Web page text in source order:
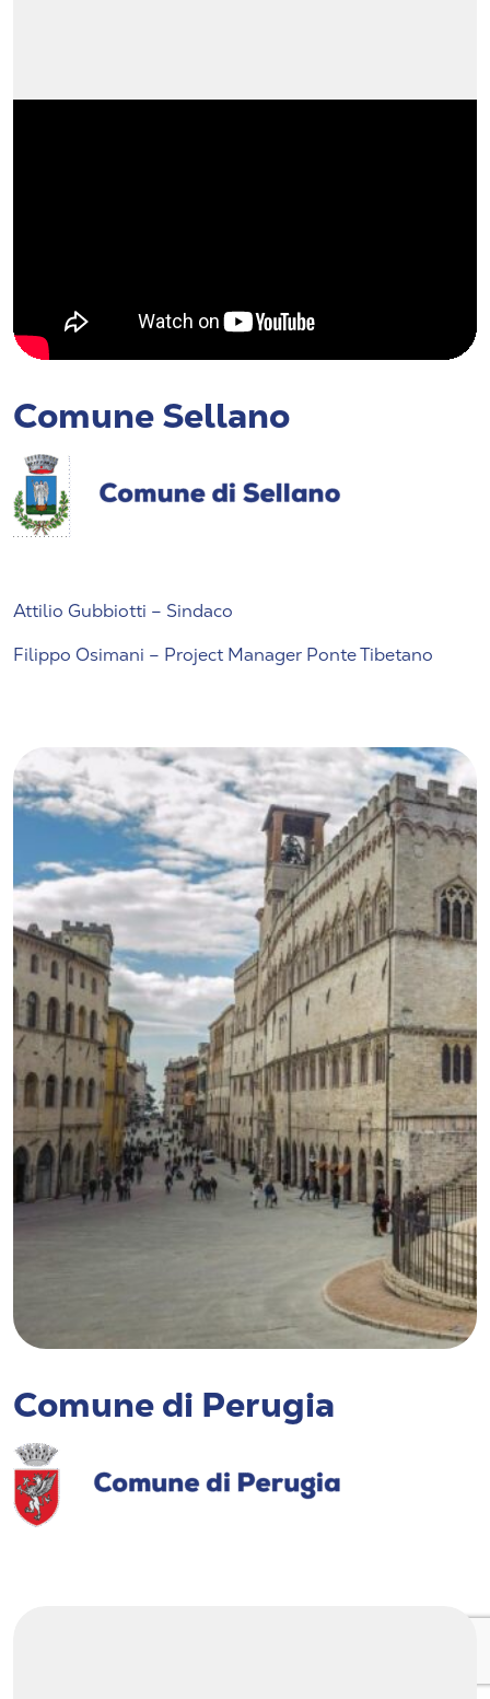
Comune Sellano
Attilio Gubbiotti – Sindaco
Filippo Osimani – Project Manager Ponte Tibetano
Comune di Perugia